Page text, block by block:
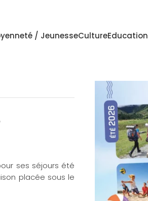
/ JeunesseCultureEducation
ses séjours été
placée sous le